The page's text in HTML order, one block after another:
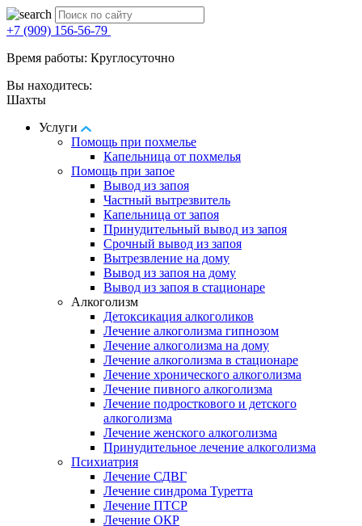
+7 (909) 156-56-79
Время работы: Круглосуточно
Вы находитесь:
Шахты
Услуги
Помощь при похмелье
Капельница от похмелья
Помощь при запое
Вывод из запоя
Частный вытрезвитель
Капельница от запоя
Принудительный вывод из запоя
Срочный вывод из запоя
Вытрезвление на дому
Вывод из запоя на дому
Вывод из запоя в стационаре
Алкоголизм
Детоксикация алкоголиков
Лечение алкоголизма гипнозом
Лечение алкоголизма на дому
Лечение алкоголизма в стационаре
Лечение хронического алкоголизма
Лечение пивного алкоголизма
Лечение подросткового и детского
алкоголизма
Лечение женского алкоголизма
Принудительное лечение алкоголизма
Психиатрия
Лечение СДВГ
Лечение синдрома Туретта
Лечение ПТСР
Лечение ОКР